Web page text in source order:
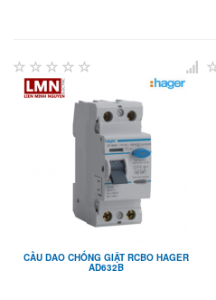
CẦU DAO CHỐNG GIẬT RCBO HAGER
AD632B